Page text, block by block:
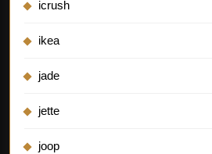
icrush
ikea
jade
jette
joop